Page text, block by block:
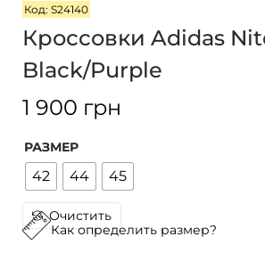
Код: S24140
Кроссовки Adidas
Black/Purple
1 900 грн
РАЗМЕР
42 44 45
Очистить
Как определить размер?